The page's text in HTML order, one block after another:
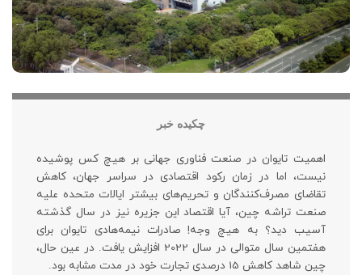
چکیده خبر
اهمیت تایوان در صنعت فناوری جهانی بر هیچ کس پوشیده
نیست، اما در زمان رکود اقتصادی در سراسر جهان، کاهش
تقاضای مصرف‌کنندگان و تحریم‌های بیشتر ایالات متحده علیه
صنعت تراشه چین، آیا اقتصاد این جزیره نیز در سال گذشته
آسیب دید؟ به هیچ وجه! صادرات نیمه‌هادی تایوان برای
هفتمین سال متوالی در سال 2022 افزایش یافت. در عین حال،
چین شاهد کاهش 15 درصدی تجارت خود در مدت مشابه بود.